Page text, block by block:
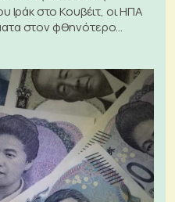
Ιράκ στο Κουβέιτ, οι ΗΠΑ
στον φθηνότερο